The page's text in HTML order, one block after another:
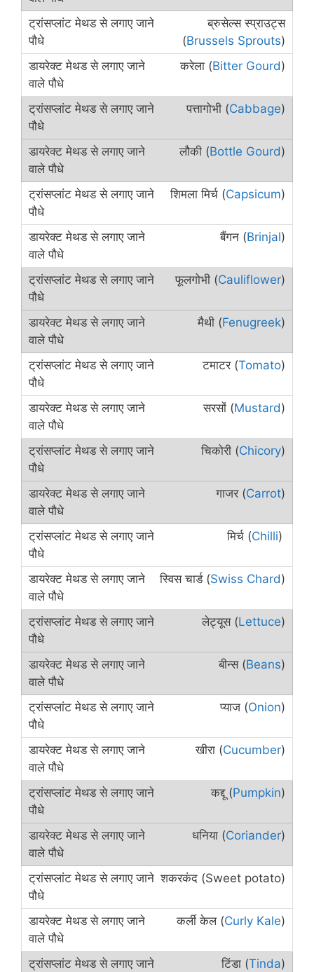
ब्रुसेल्स स्प्राउट्स
(Brussels Sprouts)
करेला (Bitter Gourd)
पत्तागोभी (Cabbage)
लौकी (Bottle Gourd)
शिमला मिर्च (Capsicum)
बैंगन (Brinjal)
फूलगोभी (Cauliflower)
मैथी (Fenugreek)
टमाटर (Tomato)
सरसों (Mustard)
चिकोरी (Chicory)
गाजर (Carrot)
मिर्च (Chilli)
स्विस चार्ड (Swiss Chard)
लेट्यूस (Lettuce)
बीन्स (Beans)
प्याज (Onion)
खीरा (Cucumber)
कद्दू (Pumpkin)
धनिया (Coriander)
शकरकंद (Sweet potato)
कर्ली केल (Curly Kale)
टिंडा (Tinda)